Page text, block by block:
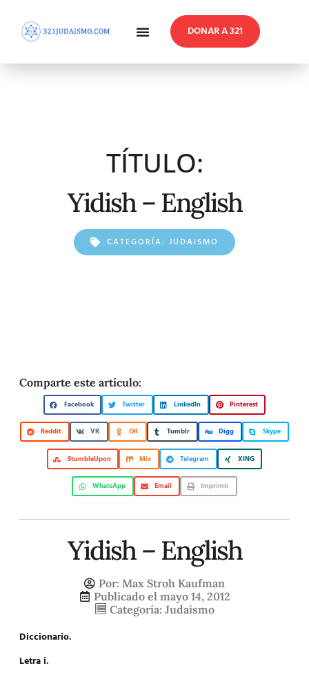
DONAR A 321
TÍTULO:
Yidish – English
CATEGORÍA: JUDAISMO
Comparte este artículo:
Facebook Twitter LinkedIn Pinterest
Reddit VK OK Tumblr Digg Skype
StumbleUpon Mix Telegram XING
WhatsApp Email Imprimir
Yidish – English
Por: Max Stroh Kaufman
Publicado el mayo 14, 2012
Categoría: Judaismo
Diccionario.
Letra i.